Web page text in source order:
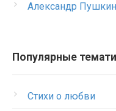
Александр
Популярные
Стихи о любви